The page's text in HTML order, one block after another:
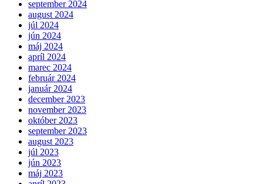
september 2024
august 2024
júl 2024
jún 2024
máj 2024
apríl 2024
marec 2024
február 2024
január 2024
december 2023
november 2023
október 2023
september 2023
august 2023
júl 2023
jún 2023
máj 2023